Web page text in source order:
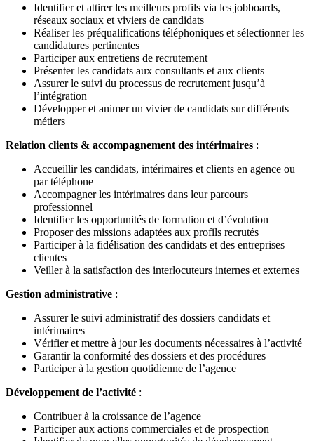
Identifier et attirer les meilleurs profils via les jobboards,
réseaux sociaux et viviers de candidats
Réaliser les préqualifications téléphoniques et sélectionner les
candidatures pertinentes
Participer aux entretiens de recrutement
Présenter les candidats aux consultants et aux clients
Assurer le suivi du processus de recrutement jusqu’à
l’intégration
Développer et animer un vivier de candidats sur différents
métiers
Relation clients & accompagnement des intérimaires :
Accueillir les candidats, intérimaires et clients en agence ou
par téléphone
Accompagner les intérimaires dans leur parcours
professionnel
Identifier les opportunités de formation et d’évolution
Proposer des missions adaptées aux profils recrutés
Participer à la fidélisation des candidats et des entreprises
clientes
Veiller à la satisfaction des interlocuteurs internes et externes
Gestion administrative :
Assurer le suivi administratif des dossiers candidats et
intérimaires
Vérifier et mettre à jour les documents nécessaires à l’activité
Garantir la conformité des dossiers et des procédures
Participer à la gestion quotidienne de l’agence
Développement de l’activité :
Contribuer à la croissance de l’agence
Participer aux actions commerciales et de prospection